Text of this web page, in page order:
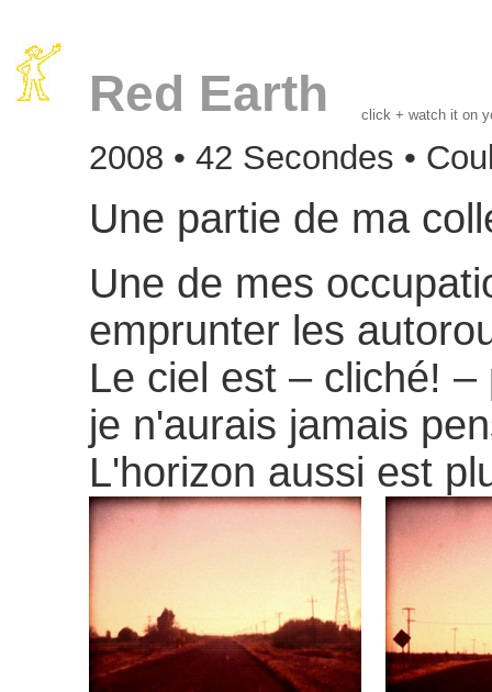
Red Earth click + watch it on
2008 • 42 Secondes •
Une partie de ma
Une de mes
emprunter les
Le ciel est – cliché!
je n'aurais jamais
L'horizon aussi est